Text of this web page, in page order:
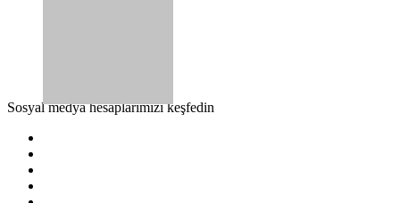
Sosyal medya hesaplarımızı keşfedin